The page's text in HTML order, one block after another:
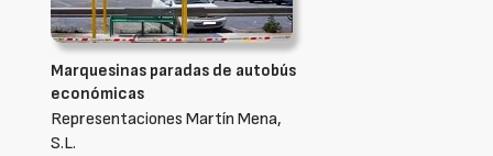
Marquesinas paradas de autobús
económicas
Representaciones Martín Mena,
S.L.